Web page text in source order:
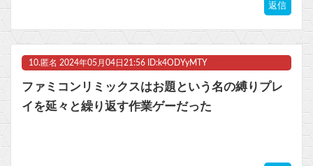
返信
10. 匿名 2024年05月04日21:56 ID:k4ODYyMTY
ファミコンリミックスはお題という名の縛りプレ
イを延々と繰り返す作業ゲーだった